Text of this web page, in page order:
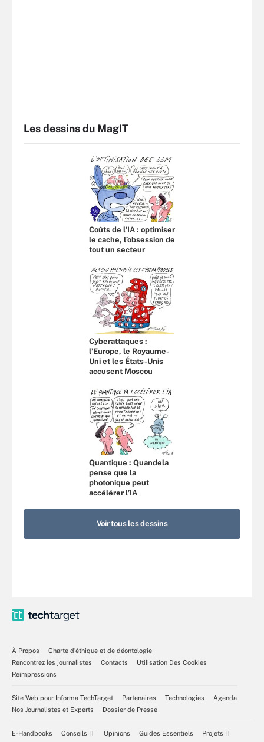
Les dessins du MagIT
Coûts de l'IA : optimiser
le cache, l’obsession de
tout un secteur
Cyberattaques :
l’Europe, le Royaume-
Uni et les États-Unis
accusent Moscou
Quantique : Quandela
pense que la
photonique peut
accélérer l’IA
Voir tous les dessins
À Propos
Charte d’éthique et de déontologie
Rencontrez les journalistes
Contacts
Utilisation Des Cookies
Réimpressions
Site Web pour Informa TechTarget Partenaires Technologies
Agenda
Nos Journalistes et Experts
Dossier de Presse
E-Handbooks Conseils IT Opinions Guides Essentiels Projets IT